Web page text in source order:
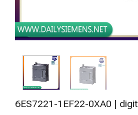
6ES7221-1EF22-0XA0 |